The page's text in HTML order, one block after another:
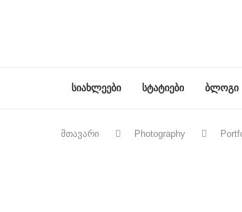
სიახლეები სტატიები ბლოგი
მთავარი Photography